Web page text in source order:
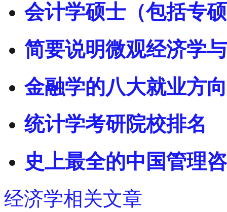
会计学硕士（包括专
简要说明微观经济学
金融学的八大就业方
统计学考研院校排名
史上最全的中国管理
经济学相关文章